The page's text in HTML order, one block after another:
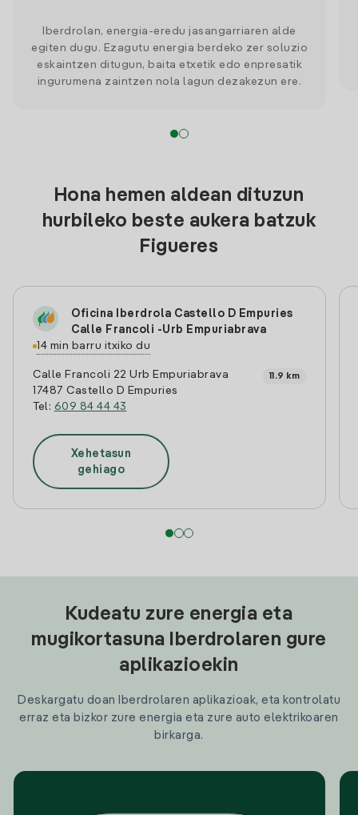
Iberdrolan, energia-eredu jasangarriaren alde
egiten dugu. Ezagutu energia berdeko zer soluzio
eskaintzen ditugun, baita etxetik edo enpresatik
ingurumena zaintzen nola lagun dezakezun ere.
Hona hemen aldean dituzun
hurbileko beste aukera batzuk
Figueres
Oficina Iberdrola Castello D Empuries
Calle Francoli -Urb Empuriabrava
14 min barru itxiko du
Calle Francoli 22 Urb Empuriabrava
17487 Castello D Empuries
Tel: 609 84 44 43
11.9 km
Xehetasun
gehiago
Kudeatu zure energia eta
mugikortasuna Iberdrolaren gure
aplikazioekin
Deskargatu doan Iberdrolaren aplikazioak, eta kontrolatu
erraz eta bizkor zure energia eta zure auto elektrikoaren
birkarga.